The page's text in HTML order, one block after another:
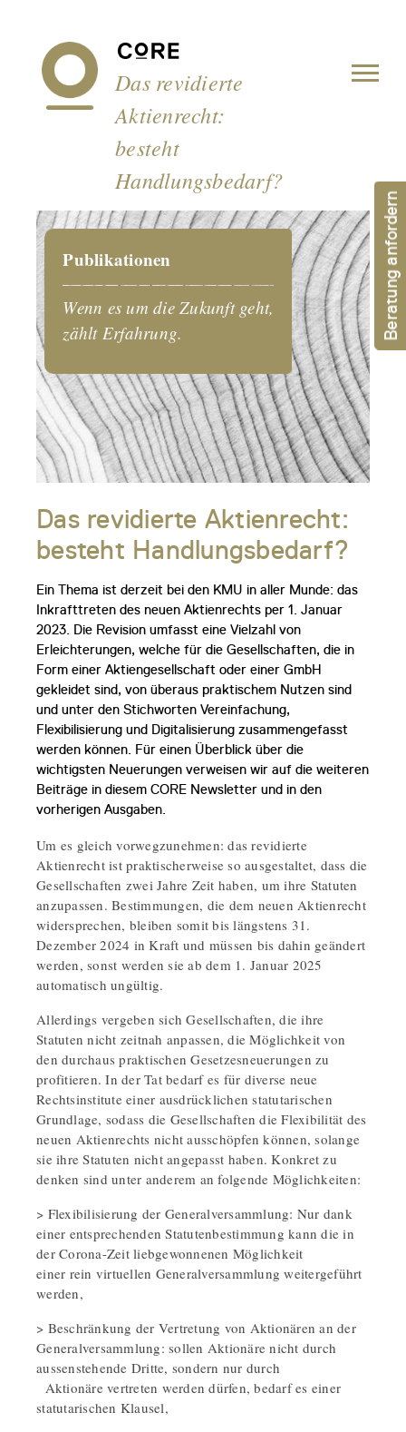
Das revidierte
Aktienrecht:
besteht
Handlungsbedarf?
Publikationen
Wenn es um die Zukunft geht,
zählt Erfahrung.
Das revidierte Aktienrecht:
besteht Handlungsbedarf?
Ein Thema ist derzeit bei den KMU in aller Munde: das
Inkrafttreten des neuen Aktienrechts per 1. Januar
2023. Die Revision umfasst eine Vielzahl von
Erleichterungen, welche für die Gesellschaften, die in
Form einer Aktiengesellschaft oder einer GmbH
gekleidet sind, von überaus praktischem Nutzen sind
und unter den Stichworten Vereinfachung,
Flexibilisierung und Digitalisierung zusammengefasst
werden können. Für einen Überblick über die
wichtigsten Neuerungen verweisen wir auf die weiteren
Beiträge in diesem CORE Newsletter und in den
vorherigen Ausgaben.
Um es gleich vorwegzunehmen: das revidierte
Aktienrecht ist praktischerweise so ausgestaltet, dass die
Gesellschaften zwei Jahre Zeit haben, um ihre Statuten
anzupassen. Bestimmungen, die dem neuen Aktienrecht
widersprechen, bleiben somit bis längstens 31.
Dezember 2024 in Kraft und müssen bis dahin geändert
werden, sonst werden sie ab dem 1. Januar 2025
automatisch ungültig.
Allerdings vergeben sich Gesellschaften, die ihre
Statuten nicht zeitnah anpassen, die Möglichkeit von
den durchaus praktischen Gesetzesneuerungen zu
profitieren. In der Tat bedarf es für diverse neue
Rechtsinstitute einer ausdrücklichen statutarischen
Grundlage, sodass die Gesellschaften die Flexibilität des
neuen Aktienrechts nicht ausschöpfen können, solange
sie ihre Statuten nicht angepasst haben. Konkret zu
denken sind unter anderem an folgende Möglichkeiten:
> Flexibilisierung der Generalversammlung: Nur dank
einer entsprechenden Statutenbestimmung kann die in
der Corona-Zeit liebgewonnenen Möglichkeit
einer rein virtuellen Generalversammlung weitergeführt
werden,
> Beschränkung der Vertretung von Aktionären an der
Generalversammlung: sollen Aktionäre nicht durch
aussenstehende Dritte, sondern nur durch
Aktionäre vertreten werden dürfen, bedarf es einer
statutarischen Klausel,
Beratung anfordern